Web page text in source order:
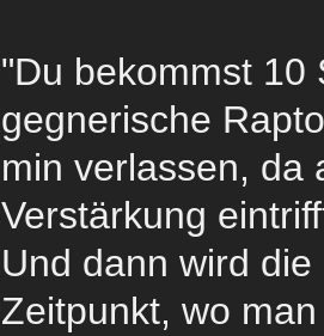
"Du bekommst 10
gegnerische
min verlassen, da
Verstärkung
Und dann wird
Zeitpunkt, wo